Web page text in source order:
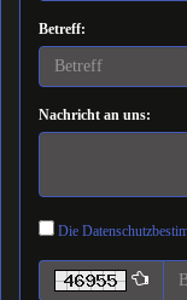
Betreff:
Nachricht an uns:
Die